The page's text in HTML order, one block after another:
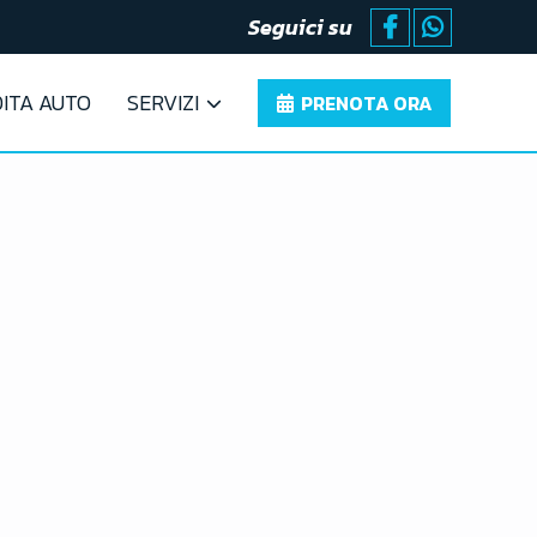
Seguici su
AUTO SERVIZI PRENOTA ORA